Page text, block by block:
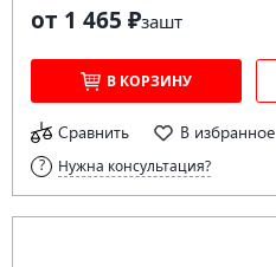
от 1 465 ₽зашт
В КОРЗИНУ
Сравнить В избранное
Нужна консультация?